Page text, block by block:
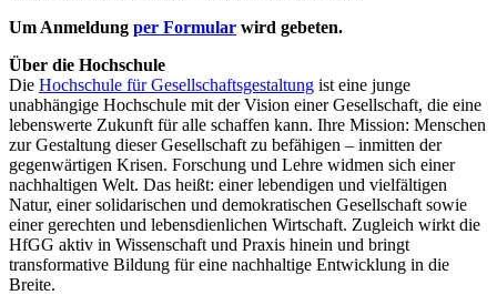
Um Anmeldung per Formular wird gebeten.
Über die Hochschule
Die Hochschule für Gesellschaftsgestaltung ist eine junge
unabhängige Hochschule mit der Vision einer Gesellschaft, die eine
lebenswerte Zukunft für alle schaffen kann. Ihre Mission: Menschen
zur Gestaltung dieser Gesellschaft zu befähigen – inmitten der
gegenwärtigen Krisen. Forschung und Lehre widmen sich einer
nachhaltigen Welt. Das heißt: einer lebendigen und vielfältigen
Natur, einer solidarischen und demokratischen Gesellschaft sowie
einer gerechten und lebensdienlichen Wirtschaft. Zugleich wirkt die
HfGG aktiv in Wissenschaft und Praxis hinein und bringt
transformative Bildung für eine nachhaltige Entwicklung in die
Breite.